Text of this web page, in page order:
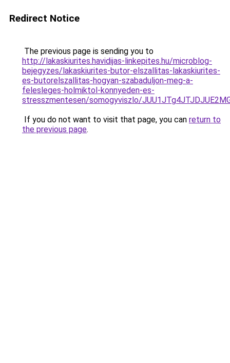
Redirect Notice
The previous page is sending you to
http://lakaskiurites.havidijas-linkepites.hu/microblog-
bejegyzes/lakaskiurites-butor-elszallitas-lakaskiurites-
es-butorelszallitas-hogyan-szabaduljon-meg-a-
felesleges-holmiktol-konnyeden-es-
stresszmentesen/somogyviszlo/
If you do not want to visit that page, you can return to
the previous page.